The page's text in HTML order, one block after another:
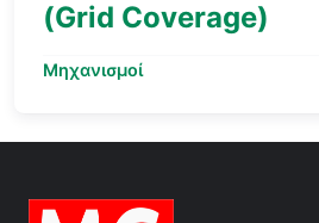
(Grid Coverage)
Μηχανισμοί